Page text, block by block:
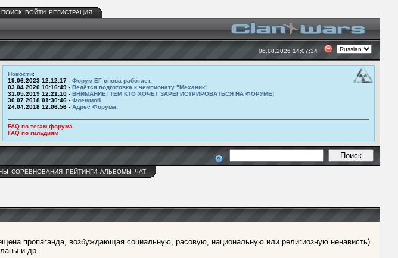
ПОИСК ВОЙТИ РЕГИСТРАЦИЯ
06.08.2026 14:07:34
Новости:
19.06.2023 12:12:17 - Форум ЕГ снова работает.
03.04.2020 10:16:49 - Ведётся подготовка к чемпионату "Механик"
31.05.2019 12:21:10 - ВНИМАНИЕ! ТЕМ КТО ХОЧЕТ ЗАРЕГИСТРИРОВАТЬСЯ НА ФОРУМЕ!
30.07.2018 01:30:46 - Флешмоб
24.04.2018 12:06:56 - Адрес Форума.
FAQ по тегам форума
FAQ по гильдиям
СОРЕВНОВАНИЯ РЕЙТИНГИ АЛЬБОМЫ ЧАТ
пропаганда, возбуждающая социальную, расовую, национальную или религиозную ненависть).
и др.